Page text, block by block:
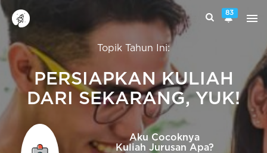
83
Topik Tahun Ini:
PERSIAPKAN KULIAH
DARI SEKARANG, YUK!
Aku Cocoknya
Kuliah Jurusan Apa?